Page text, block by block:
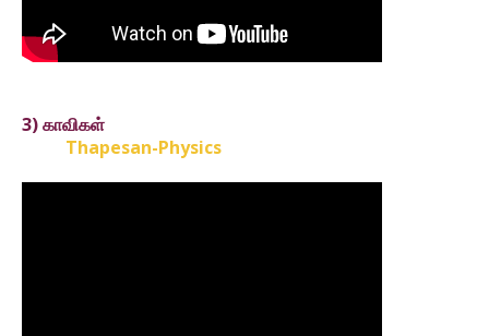
3) காவிகள்
Thapesan-Physics